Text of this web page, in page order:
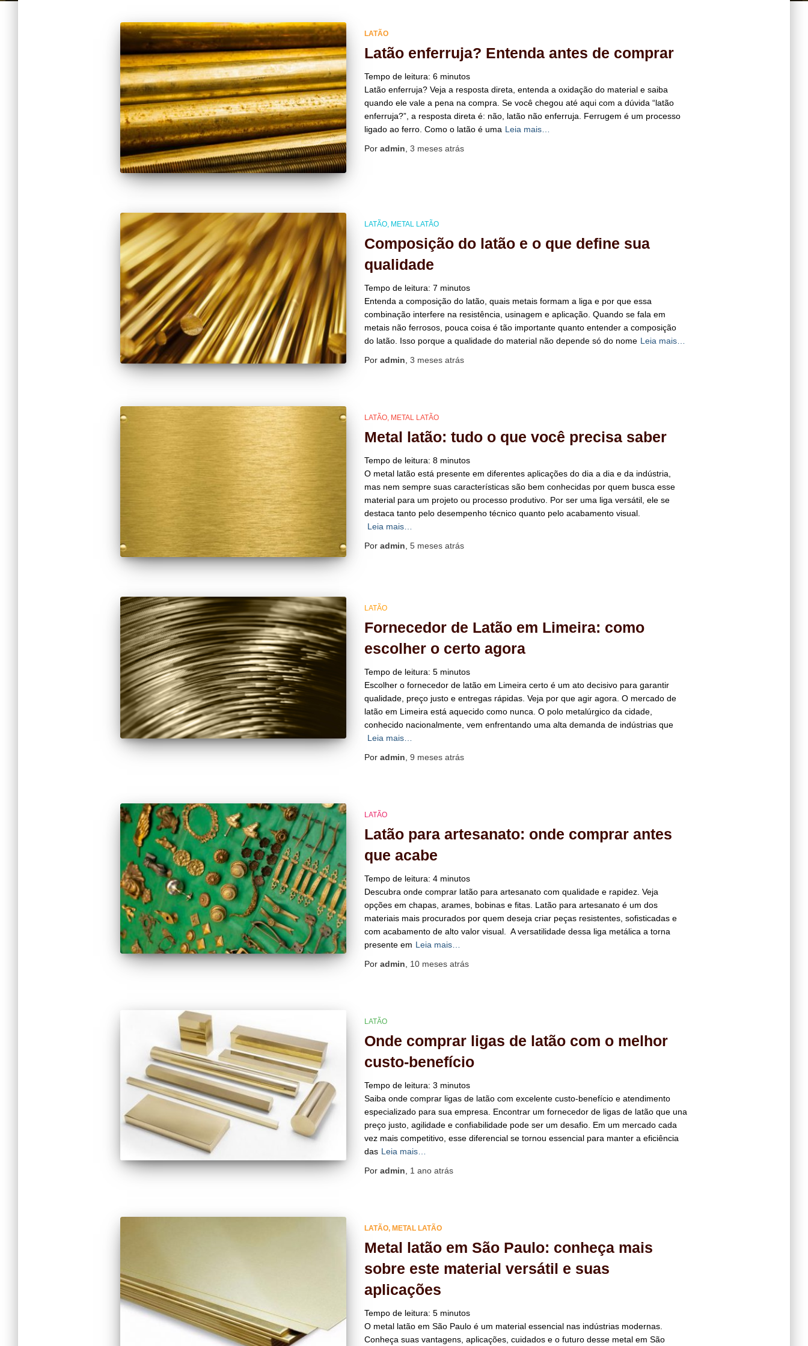
LATÃO
Latão enferruja? Entenda antes de comprar
Tempo de leitura: 6 minutos
Latão enferruja? Veja a resposta direta, entenda a oxidação do material e saiba
quando ele vale a pena na compra. Se você chegou até aqui com a dúvida “latão
enferruja?”, a resposta direta é: não, latão não enferruja. Ferrugem é um processo
ligado ao ferro. Como o latão é uma Leia mais…
Por admin 3 mesesatrás
LATÃO METAL LATÃO
Composição do latão e o que define sua
qualidade
Tempo de leitura: 7 minutos
Entenda a composição do latão, quais metais formam a liga e por que essa
combinação interfere na resistência, usinagem e aplicação. Quando se fala em
metais não ferrosos, pouca coisa é tão importante quanto entender a composição
do latão. Isso porque a qualidade do material não depende só do nome Leia mais…
Por admin 3 mesesatrás
LATÃO METAL LATÃO
Metal latão: tudo o que você precisa saber
Tempo de leitura: 8 minutos
O metal latão está presente em diferentes aplicações do dia a dia e da indústria,
mas nem sempre suas características são bem conhecidas por quem busca esse
material para um projeto ou processo produtivo. Por ser uma liga versátil, ele se
destaca tanto pelo desempenho técnico quanto pelo acabamento visual.
Leia mais…
Por admin 5 mesesatrás
LATÃO
Fornecedor de Latão em Limeira: como
escolher o certo agora
Tempo de leitura: 5 minutos
Escolher o fornecedor de latão em Limeira certo é um ato decisivo para garantir
qualidade, preço justo e entregas rápidas. Veja por que agir agora. O mercado de
latão em Limeira está aquecido como nunca. O polo metalúrgico da cidade,
conhecido nacionalmente, vem enfrentando uma alta demanda de indústrias que
Leia mais…
Por admin 9 mesesatrás
LATÃO
Latão para artesanato: onde comprar antes
que acabe
Tempo de leitura: 4 minutos
Descubra onde comprar latão para artesanato com qualidade e rapidez. Veja
opções em chapas, arames, bobinas e fitas. Latão para artesanato é um dos
materiais mais procurados por quem deseja criar peças resistentes, sofisticadas e
com acabamento de alto valor visual. A versatilidade dessa liga metálica a torna
presente em Leia mais…
Por admin 10 mesesatrás
LATÃO
Onde comprar ligas de latão com o melhor
custo-benefício
Tempo de leitura: 3 minutos
Saiba onde comprar ligas de latão com excelente custo-benefício e atendimento
especializado para sua empresa. Encontrar um fornecedor de ligas de latão que una
preço justo, agilidade e confiabilidade pode ser um desafio. Em um mercado cada
vez mais competitivo, esse diferencial se tornou essencial para manter a eficiência
das Leia mais…
Por admin 1 anoatrás
LATÃO METAL LATÃO
Metal latão em São Paulo: conheça mais
sobre este material versátil e suas
aplicações
Tempo de leitura: 5 minutos
O metal latão em São Paulo é um material essencial nas indústrias modernas.
Conheça suas vantagens, aplicações, cuidados e o futuro desse metal em São